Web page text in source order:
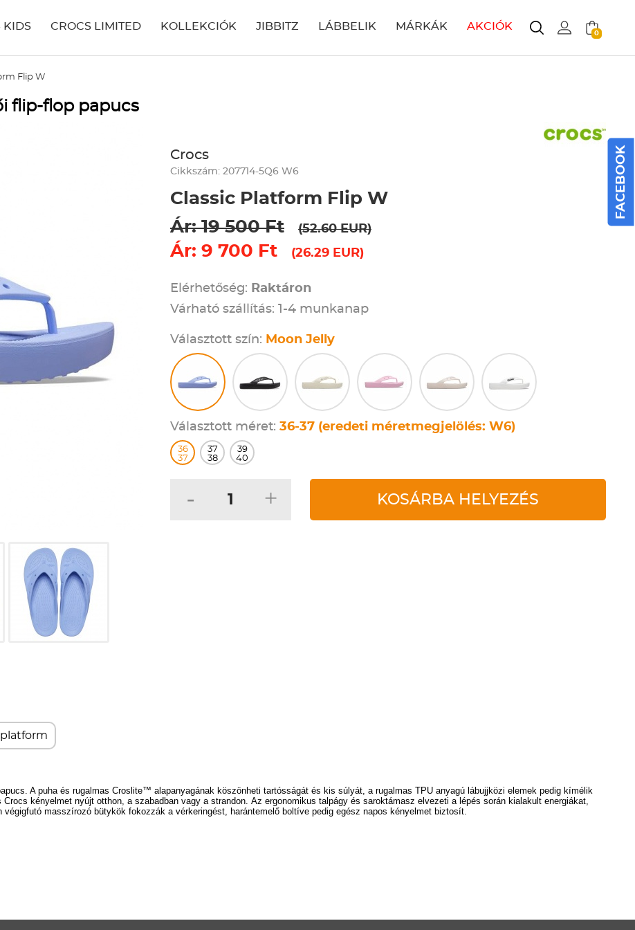
KIDS CROCS LIMITED KOLLEKCIÓK JIBBITZ LÁBBELIK MÁRKÁK AKCIÓK
0
Flip W
flip-flop papucs
Crocs
Cikkszám: 207714-5Q6 W6
Classic Platform Flip W
Ár: 19 500 Ft
(52.60 EUR)
Ár: 9 700 Ft (26.29 EUR)
Elérhetőség: Raktáron
Várható szállítás: 1-4 munkanap
Választott szín: Moon Jelly
Választott méret: 36-37 (eredeti méretmegjelölés: W6)
36
37
37
38
39
40
- + KOSÁRBA HELYEZÉS
A puha és rugalmas Croslite™ alapanyagának köszönheti tartósságát és kis súlyát, a rugalmas TPU anyagú lábujjközi elemek pedig kímélik
kényelmet nyújt otthon, a szabadban vagy a strandon. Az ergonomikus talpágy és saroktámasz elvezeti a lépés során kialakult energiákat,
végigfutó masszírozó bütykök fokozzák a vérkeringést, harántemelő boltíve pedig egész napos kényelmet biztosít.
FACEBOOK